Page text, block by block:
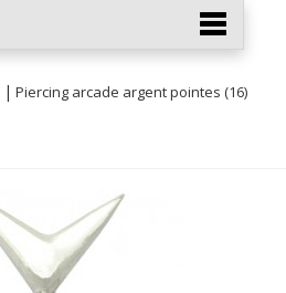
Piercing arcade argent pointes (16)